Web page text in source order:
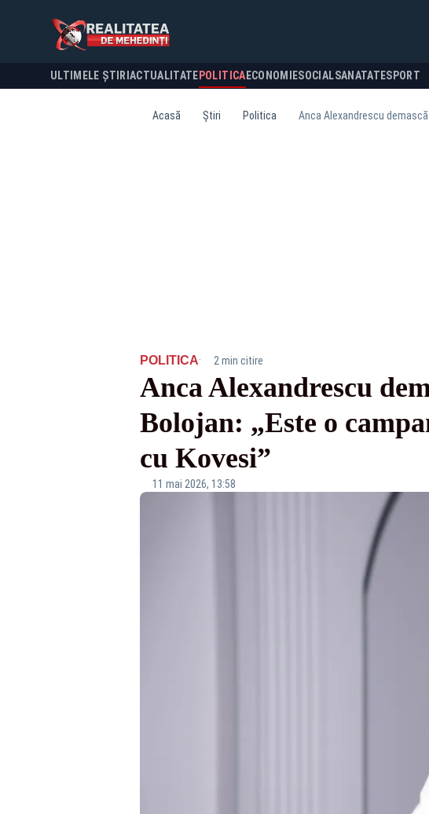
ULTIMELE ȘTIRI ACTUALITATE POLITICA ECONOMIESOCIALSANATATESPORT
Acasă Știri Politica Anca Alexandrescu
POLITICA· 2 min citire
Anca Alexandrescu
Bolojan: „Este o
cu Kovesi”
11 mai 2026, 13:58